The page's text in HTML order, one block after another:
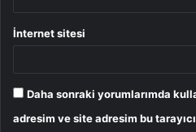
İnternet sitesi
Daha sonraki yorumlarımda
adresim ve site adresim bu